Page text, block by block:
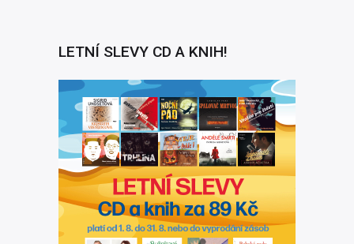
LETNÍ SLEVY CD A KNIH!